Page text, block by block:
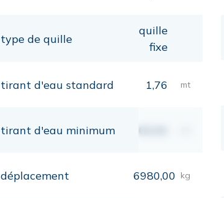
type de quille
quille
fixe
tirant d'eau standard 1,76 mt
tirant d'eau minimum 00,00
déplacement 6980,00 kg